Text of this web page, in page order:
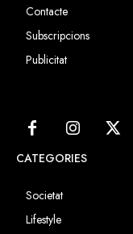
Contacte
Subscripcions
Publicitat
CATEGORIES
Societat
Lifestyle